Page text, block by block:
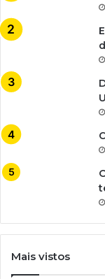
Mais vistos